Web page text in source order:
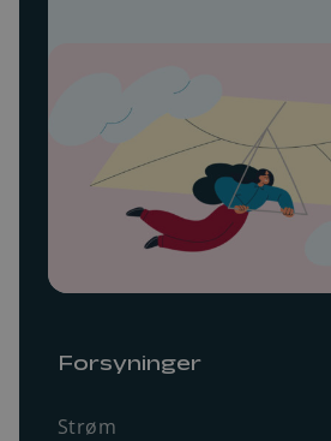
Forsyninger
Strøm